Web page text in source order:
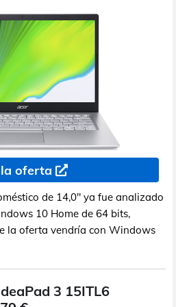
oferta
de 14,0" ya fue analizado
10 Home de 64 bits,
la oferta vendría con Windows
3 15ITL6